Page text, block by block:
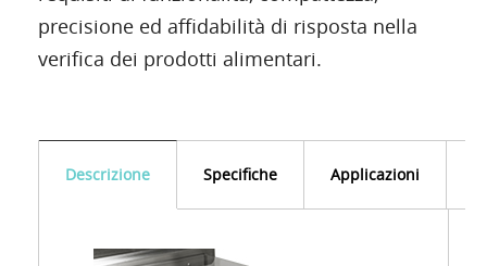
precisione ed affidabilità di risposta nella
verifica dei prodotti alimentari.
Descrizione Specifiche Applicazioni